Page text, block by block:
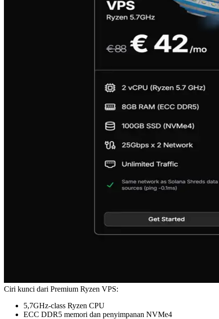
Ciri kunci dari Premium Ryzen VPS:
5,7GHz-class Ryzen CPU
ECC DDR5 memori dan penyimpanan NVMe4